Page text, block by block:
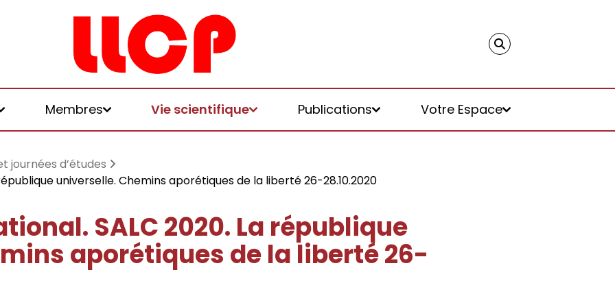
Membres Vie scientifique Publications Votre Espace
logiques de
écologies, politiques
honoraires
journées d’études
universelle. Chemins aporétiques de la liberté 26-28.10.2020
SALC 2020. La république
aporétiques de la liberté 26-